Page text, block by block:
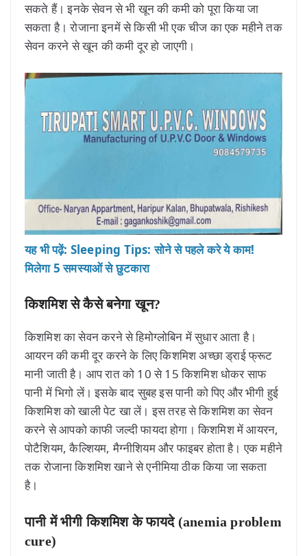
सकते हैं। इनके सेवन से भी खून की कमी को पूरा किया जा
सकता है। रोजाना इनमें से किसी भी एक चीज का एक महीने तक
सेवन करने से खून की कमी दूर हो जाएगी।
यह भी पढ़ें: Sleeping Tips: सोने से पहले करे ये काम!
मिलेगा 5 समस्याओं से छुटकारा
किशमिश से कैसे बनेगा खून?
किशमिश का सेवन करने से हिमोग्लोबिन में सुधार आता है।
आयरन की कमी दूर करने के लिए किशमिश अच्छा ड्राई फ्रूट
मानी जाती है। आप रात को 10 से 15 किशमिश धोकर साफ
पानी में भिगो लें। इसके बाद सुबह इस पानी को पिए और भीगी हुई
किशमिश को खाली पेट खा लें। इस तरह से किशमिश का सेवन
करने से आपको काफी जल्दी फायदा होगा। किशमिश में आयरन,
पोटैशियम, कैल्शियम, मैग्नीशियम और फाइबर होता है। एक महीने
तक रोजाना किशमिश खाने से एनीमिया ठीक किया जा सकता
है।
पानी में भीगी किशमिश के फायदे (anemia problem
cure)